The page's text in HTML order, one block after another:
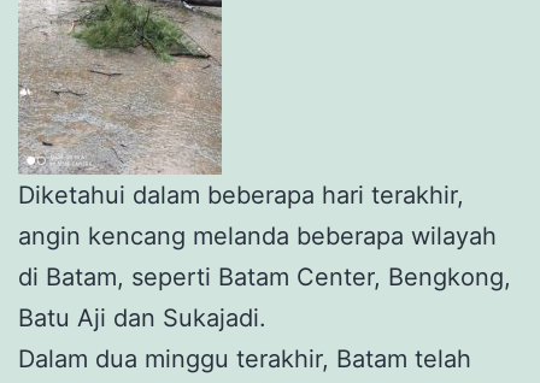
Diketahui dalam beberapa hari terakhir,
angin kencang melanda beberapa wilayah
di Batam, seperti Batam Center, Bengkong,
Batu Aji dan Sukajadi.
Dalam dua minggu terakhir, Batam telah